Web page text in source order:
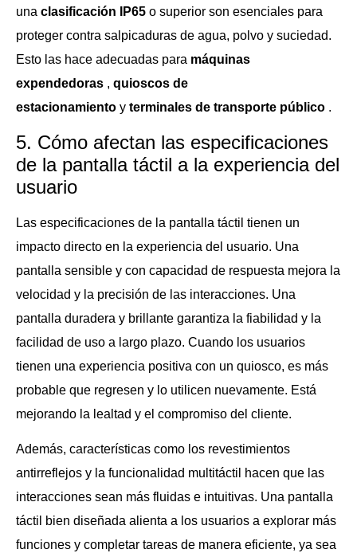
una clasificación IP65 o superior son esenciales para
proteger contra salpicaduras de agua, polvo y suciedad.
Esto las hace adecuadas para máquinas
expendedoras , quioscos de
estacionamiento y terminales de transporte público .
5. Cómo afectan las especificaciones
de la pantalla táctil a la experiencia del
usuario
Las especificaciones de la pantalla táctil tienen un
impacto directo en la experiencia del usuario. Una
pantalla sensible y con capacidad de respuesta mejora la
velocidad y la precisión de las interacciones. Una
pantalla duradera y brillante garantiza la fiabilidad y la
facilidad de uso a largo plazo. Cuando los usuarios
tienen una experiencia positiva con un quiosco, es más
probable que regresen y lo utilicen nuevamente. Está
mejorando la lealtad y el compromiso del cliente.
Además, características como los revestimientos
antirreflejos y la funcionalidad multitáctil hacen que las
interacciones sean más fluidas e intuitivas. Una pantalla
táctil bien diseñada alienta a los usuarios a explorar más
funciones y completar tareas de manera eficiente, ya sea